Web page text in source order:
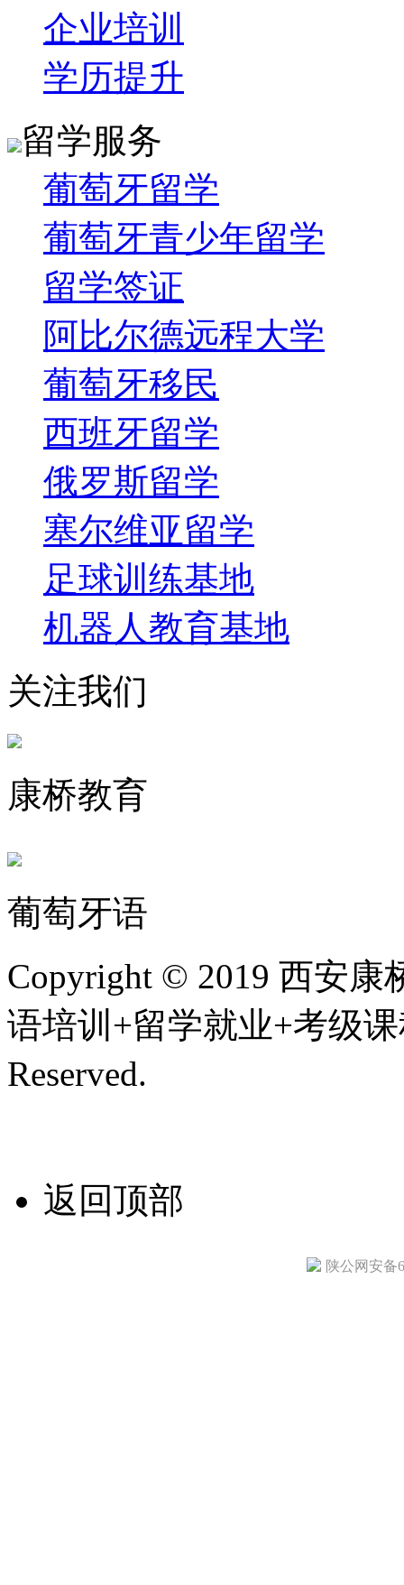
企业培训
学历提升
留学服务
葡萄牙留学
葡萄牙青少年留学
留学签证
阿比尔德远程大学
葡萄牙移民
西班牙留学
俄罗斯留学
塞尔维亚留学
足球训练基地
机器人教育基地
关注我们
康桥教育
葡萄牙语
Copyright © 2019 西安
语培训+留学就业+考级
Reserved.
返回顶部
陕公网安备